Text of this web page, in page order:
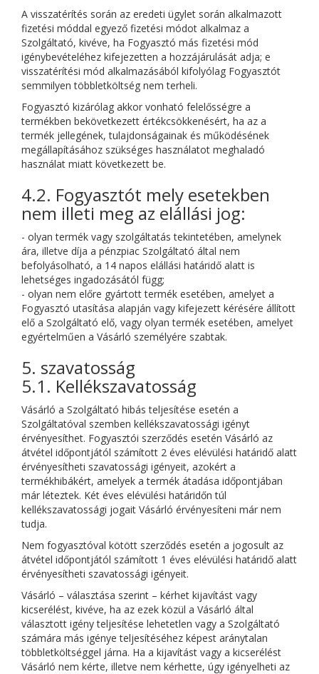
A visszatérítés során az eredeti ügylet során alkalmazott
fizetési móddal egyező fizetési módot alkalmaz a
Szolgáltató, kivéve, ha Fogyasztó más fizetési mód
igénybevételéhez kifejezetten a hozzájárulását adja; e
visszatérítési mód alkalmazásából kifolyólag Fogyasztót
semmilyen többletköltség nem terheli.
Fogyasztó kizárólag akkor vonható felelősségre a
termékben bekövetkezett értékcsökkenésért, ha az a
termék jellegének, tulajdonságainak és működésének
megállapításához szükséges használatot meghaladó
használat miatt következett be.
4.2. Fogyasztót mely esetekben
nem illeti meg az elállási jog:
- olyan termék vagy szolgáltatás tekintetében, amelynek
ára, illetve díja a pénzpiac Szolgáltató által nem
befolyásolható, a 14 napos elállási határidő alatt is
lehetséges ingadozásától függ;
- olyan nem előre gyártott termék esetében, amelyet a
Fogyasztó utasítása alapján vagy kifejezett kérésére állított
elő a Szolgáltató elő, vagy olyan termék esetében, amelyet
egyértelműen a Vásárló személyére szabtak.
5. szavatosság
5.1. Kellékszavatosság
Vásárló a Szolgáltató hibás teljesítése esetén a
Szolgáltatóval szemben kellékszavatossági igényt
érvényesíthet. Fogyasztói szerződés esetén Vásárló az
átvétel időpontjától számított 2 éves elévülési határidő alatt
érvényesítheti szavatossági igényeit, azokért a
termékhibákért, amelyek a termék átadása időpontjában
már léteztek. Két éves elévülési határidőn túl
kellékszavatossági jogait Vásárló érvényesíteni már nem
tudja.
Nem fogyasztóval kötött szerződés esetén a jogosult az
átvétel időpontjától számított 1 éves elévülési határidő alatt
érvényesítheti szavatossági igényeit.
Vásárló – választása szerint – kérhet kijavítást vagy
kicserélést, kivéve, ha az ezek közül a Vásárló által
választott igény teljesítése lehetetlen vagy a Szolgáltató
számára más igénye teljesítéséhez képest aránytalan
többletköltséggel járna. Ha a kijavítást vagy a kicserélést
Vásárló nem kérte, illetve nem kérhette, úgy igényelheti az